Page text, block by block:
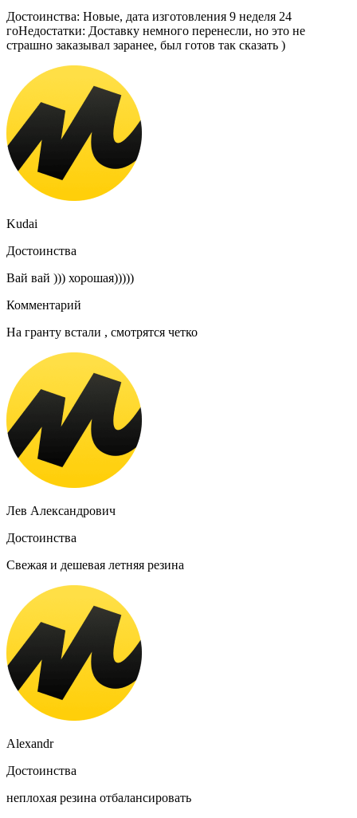
Достоинства: Новые, дата изготовления 9 неделя 24
гоНедостатки: Доставку немного перенесли, но это не
страшно заказывал заранее, был готов так сказать )
Kudai
Достоинства
Вай вай ))) хорошая)))))
Комментарий
На гранту встали , смотрятся четко
Лев Александрович
Достоинства
Свежая и дешевая летняя резина
Alexandr
Достоинства
неплохая резина отбалансировать